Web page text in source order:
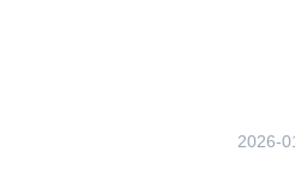
2026-